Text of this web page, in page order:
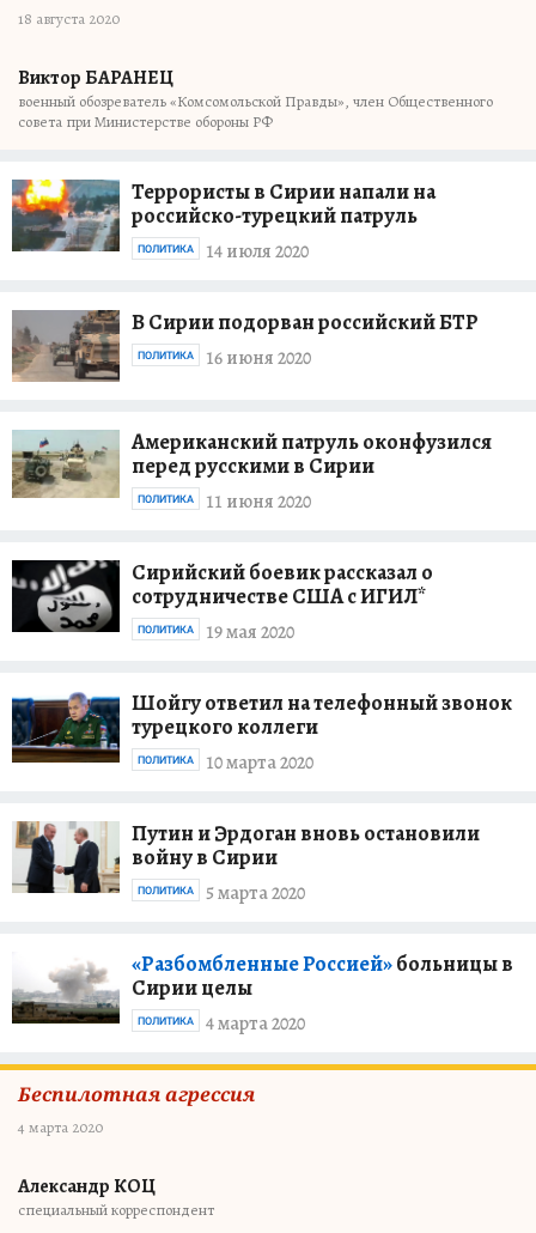
18 августа 2020
Виктор БАРАНЕЦ
военный обозреватель «Комсомольской Правды», член Общественного
совета при Министерстве обороны РФ
Террористы в Сирии напали на
российско-турецкий патруль
14 июля 2020
ПОЛИТИКА
В Сирии подорван российский БТР
16 июня 2020
ПОЛИТИКА
Американский патруль оконфузился
перед русскими в Сирии
11 июня 2020
ПОЛИТИКА
Сирийский боевик рассказал о
сотрудничестве США с ИГИЛ*
19 мая 2020
ПОЛИТИКА
Шойгу ответил на телефонный звонок
турецкого коллеги
10 марта 2020
ПОЛИТИКА
Путин и Эрдоган вновь остановили
войну в Сирии
5 марта 2020
ПОЛИТИКА
«Разбомбленные Россией»больницы в
Сирии целы
4 марта 2020
ПОЛИТИКА
Беспилотная агрессия
4 марта 2020
Александр КОЦ
специальный корреспондент